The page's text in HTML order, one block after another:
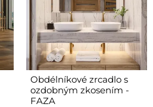
Obdélníkové zrcadlo s
ozdobným zkosením -
FAZA